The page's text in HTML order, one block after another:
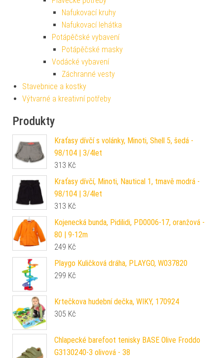
Nafukovací kruhy
Nafukovací lehátka
Potápěčské vybavení
Potápěčské masky
Vodácké vybavení
Záchranné vesty
Stavebnice a kostky
Výtvarné a kreativní potřeby
Produkty
Kraťasy dívčí s volánky, Minoti, Shell 5, šedá -
98/104 | 3/4let
313 Kč
Kraťasy dívčí, Minoti, Nautical 1, tmavě modrá -
98/104 | 3/4let
313 Kč
Kojenecká bunda, Pidilidi, PD0006-17, oranžová -
80 | 9-12m
249 Kč
Playgo Kuličková dráha, PLAYGO, W037820
299 Kč
Krtečkova hudební dečka, WIKY, 170924
305 Kč
Chlapecké barefoot tenisky BASE Olive Froddo
G3130240-3 olivová - 38